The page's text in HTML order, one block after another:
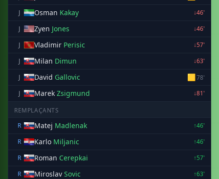
J
Osman Kakay
↓46'
J
Zyen Jones
↓46'
J
Vladimir Perisic
↓57'
J
Milan Dimun
↓63'
J
David Gallovic 🟨78'
J
Marek Zsigmund ↓81'
REMPLAÇANTS
R
Matej Madlenak
↑46'
R
Karlo Miljanic
↑46'
R
Roman Cerepkai
↑57'
R
Miroslav Sovic
↑63'